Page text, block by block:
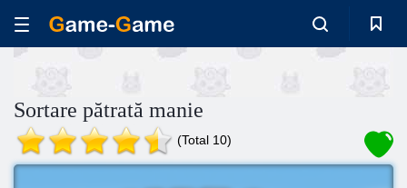
Sortare pătrată manie
(Total 10)